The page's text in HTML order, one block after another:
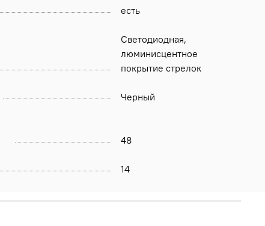
есть
Светодиодная,
люминисцентное
покрытие стрелок
Черный
48
14